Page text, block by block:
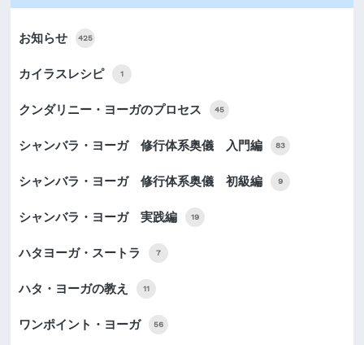
お知らせ 425
カイラスレシピ 1
クンダリニー・ヨーガのプロセス 45
シャンバラ・ヨーガ 修行体系奥儀 入門編 83
シャンバラ・ヨーガ 修行体系奥儀 初級編 9
シャンバラ・ヨーガ 実践編 19
ハタヨーガ・スートラ 7
ハタ・ヨーガの教え 11
ワンポイント・ヨーガ 56